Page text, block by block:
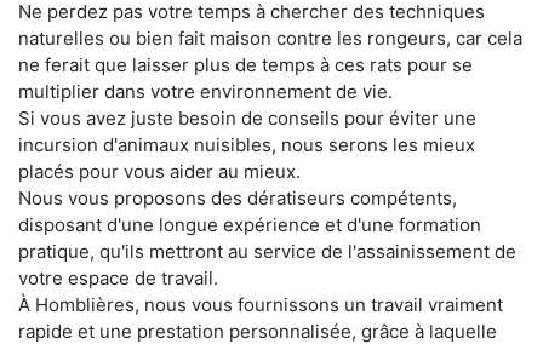
Ne perdez pas votre temps à chercher des techniques
naturelles ou bien fait maison contre les rongeurs, car cela
ne ferait que laisser plus de temps à ces rats pour se
multiplier dans votre environnement de vie.
Si vous avez juste besoin de conseils pour éviter une
incursion d'animaux nuisibles, nous serons les mieux
placés pour vous aider au mieux.
Nous vous proposons des dératiseurs compétents,
disposant d'une longue expérience et d'une formation
pratique, qu'ils mettront au service de l'assainissement de
votre espace de travail.
À Homblières, nous vous fournissons un travail vraiment
rapide et une prestation personnalisée, grâce à laquelle